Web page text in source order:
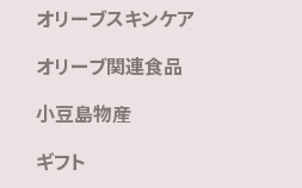
オリーブスキンケア
オリーブ関連食品
小豆島物産
ギフト